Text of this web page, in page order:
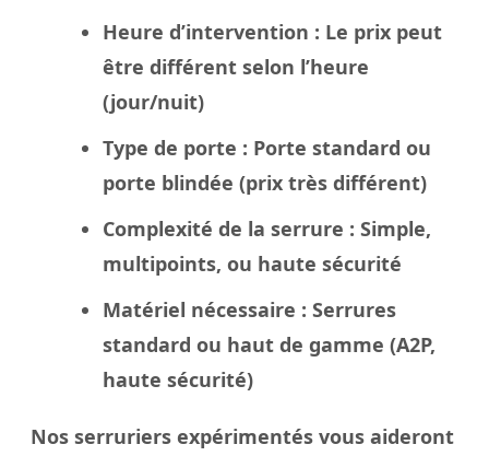
Heure d’intervention : Le prix peut
être différent selon l’heure
(jour/nuit)
Type de porte : Porte standard ou
porte blindée (prix très différent)
Complexité de la serrure : Simple,
multipoints, ou haute sécurité
Matériel nécessaire : Serrures
standard ou haut de gamme (A2P,
haute sécurité)
Nos serruriers expérimentés vous aideront